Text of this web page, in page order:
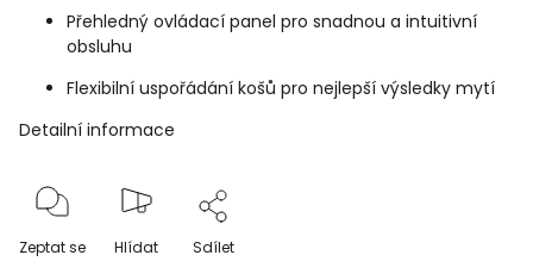
Přehledný ovládací panel pro snadnou a intuitivní
obsluhu
Flexibilní uspořádání košů pro nejlepší výsledky mytí
Detailní informace
Zeptat se Hlídat Sdílet